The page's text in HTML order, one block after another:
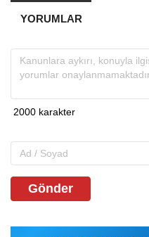
YORUMLAR
Gönder